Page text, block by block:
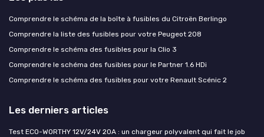
Comprendre le schéma de la boîte à fusibles du Citroën Berlingo
Comprendre la liste des fusibles pour votre Peugeot 208
Comprendre le schéma des fusibles pour la Clio 3
Comprendre le schéma des fusibles pour le Partner 1.6 HDi
Comprendre le schéma des fusibles pour votre Renault Scénic 2
Les derniers articles
Test ECO-WORTHY 12V/24V 20A : un chargeur polyvalent qui fait le job